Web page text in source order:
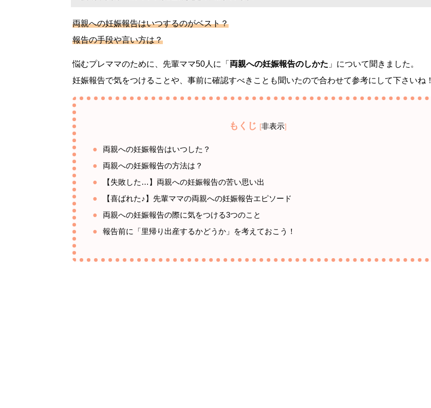
両親への妊娠報告はいつするのがベスト？
報告の手段や言い方は？
悩むプレママのために、先輩ママ50人に「 両親への妊娠報告のしかた 」について聞きました。
妊娠報告で気をつけることや、事前に確認すべきことも聞いたので合わせて参考にして下さいね！
もくじ [非表示]
両親への妊娠報告はいつした？
両親への妊娠報告の方法は？
【失敗した…】両親への妊娠報告の苦い思い出
【喜ばれた♪】先輩ママの両親への妊娠報告エピソード
両親への妊娠報告の際に気をつける3つのこと
報告前に「里帰り出産するかどうか」を考えておこう！